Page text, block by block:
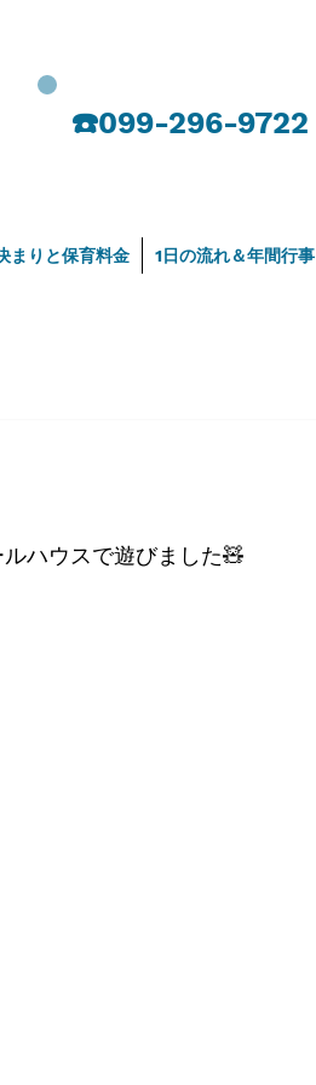
​☎️099-296-9722
まりと保育料金 1日の流れ＆年間行事
ハウスで遊びました🧸